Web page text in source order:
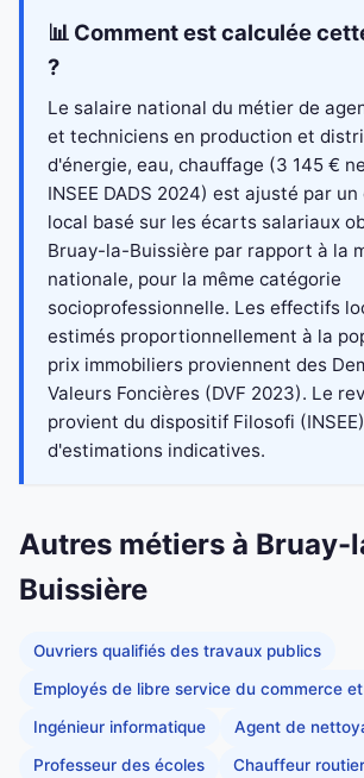
📊 Comment est calculée
?
Le salaire national du métier de
et techniciens en production et
d'énergie, eau, chauffage (3 145 €
INSEE DADS 2024) est ajusté par
local basé sur les écarts salariaux
Bruay-la-Buissière par rapport à la
nationale, pour la même catégorie
socioprofessionnelle. Les effectifs
estimés proportionnellement à la
prix immobiliers proviennent des
Valeurs Foncières (DVF 2023). Le
provient du dispositif Filosofi
d'estimations indicatives.
Autres métiers à Bruay-
Buissière
Ouvriers qualifiés des travaux publics
Employés de libre service du commerce
Ingénieur informatique Agent de
Professeur des écoles Chauffeur routier